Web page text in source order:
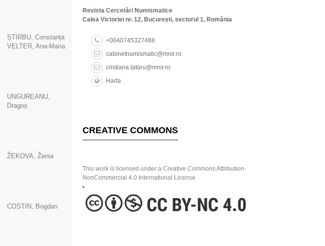
ȘTIRBU, Constanța
VELTER, Ana-Maria
UNGUREANU,
Dragoș
ŽEKOVA, Ženia
COSTIN, Bogdan
Revista Cercetări Numismatice
Calea Victoriei nr. 12, București, sectorul 1, România
+0040745327488
cabinetnumismatic@mnir.ro
cristiana.tataru@mnir.ro
Harta
CREATIVE COMMONS
This work is licensed under a Creative Commons Attribution-
NonCommercial 4.0 International License